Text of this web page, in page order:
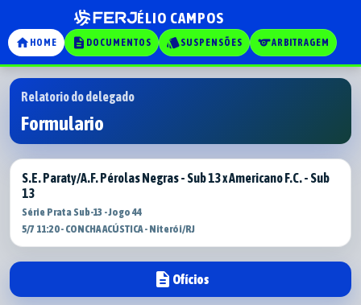
ÉLIO CAMPOS
home HOME description DOCUMENTOS styleSUSPENSÕES sportsARBITRAGEM
Relatorio do delegado
Formulario
S.E. Paraty/A.F. Pérolas Negras - Sub 13 x Americano F.C. - Sub
13
Série Prata Sub-13 - Jogo 44
5/7 11:20 - CONCHA ACÚSTICA - Niterói/RJ
description Ofícios